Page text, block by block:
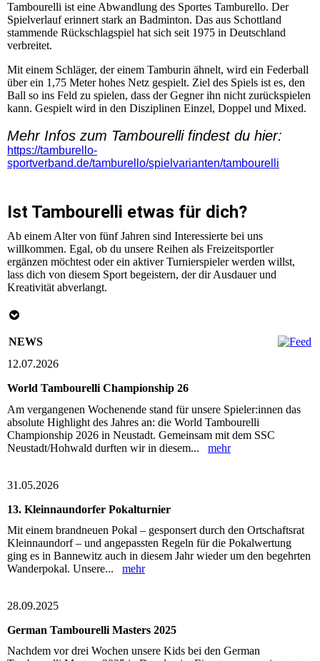
Tambourelli ist eine Abwandlung des Sportes Tamburello. Der
Spielverlauf erinnert stark an Badminton. Das aus Schottland
stammende Rückschlagspiel hat sich seit 1975 in Deutschland
verbreitet.
Mit einem Schläger, der einem Tamburin ähnelt, wird ein Federball
über ein 1,75 Meter hohes Netz gespielt. Ziel des Spiels ist es, den
Ball so ins Feld zu spielen, dass der Gegner ihn nicht zurückspielen
kann. Gespielt wird in den Disziplinen Einzel, Doppel und Mixed.
Mehr Infos zum Tambourelli findest du hier:
https://tamburello-
sportverband.de/tamburello/spielvarianten/tambourelli
Ist Tambourelli etwas für dich?
Ab einem Alter von fünf Jahren sind Interessierte bei uns
willkommen. Egal, ob du unsere Reihen als Freizeitsportler
ergänzen möchtest oder ein aktiver Turnierspieler werden willst,
lass dich von diesem Sport begeistern, der dir Ausdauer und
Kreativität abverlangt.
NEWS
12.07.2026
World Tambourelli Championship 26
Am vergangenen Wochenende stand für unsere Spieler:innen das
absolute Highlight des Jahres an: die World Tambourelli
Championship 2026 in Neustadt. Gemeinsam mit dem SSC
Neustadt/Hohwald durften wir in diesem... mehr
31.05.2026
13. Kleinnaundorfer Pokalturnier
Mit einem brandneuen Pokal – gesponsert durch den Ortschaftsrat
Kleinnaundorf – und angepassten Regeln für die Pokalwertung
ging es in Bannewitz auch in diesem Jahr wieder um den begehrten
Wanderpokal. Unsere... mehr
28.09.2025
German Tambourelli Masters 2025
Nachdem vor drei Wochen unsere Kids bei den German